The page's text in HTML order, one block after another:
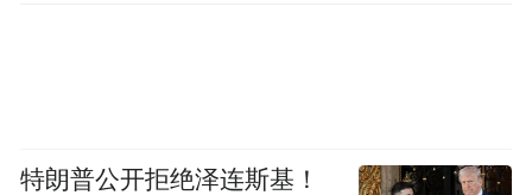
特朗普公开拒绝泽连斯基！